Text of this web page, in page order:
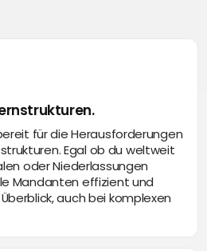
für die Herausforderungen
Egal ob du weltweit
oder Niederlassungen
Mandanten effizient und
auch bei komplexen